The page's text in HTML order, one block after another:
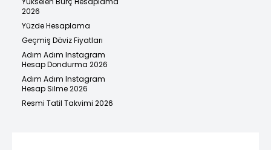
2026
Yüzde Hesaplama
Geçmiş Döviz Fiyatları
Adım Adım Instagram
Hesap Dondurma 2026
Adım Adım Instagram
Hesap Silme 2026
Resmi Tatil Takvimi 2026